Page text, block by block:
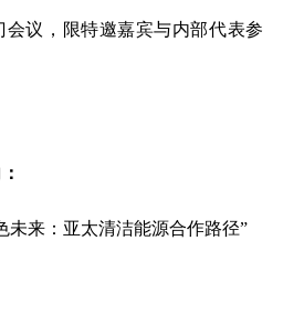
会议，限特邀嘉宾与内部代表参
：
未来：亚太清洁能源合作路径”